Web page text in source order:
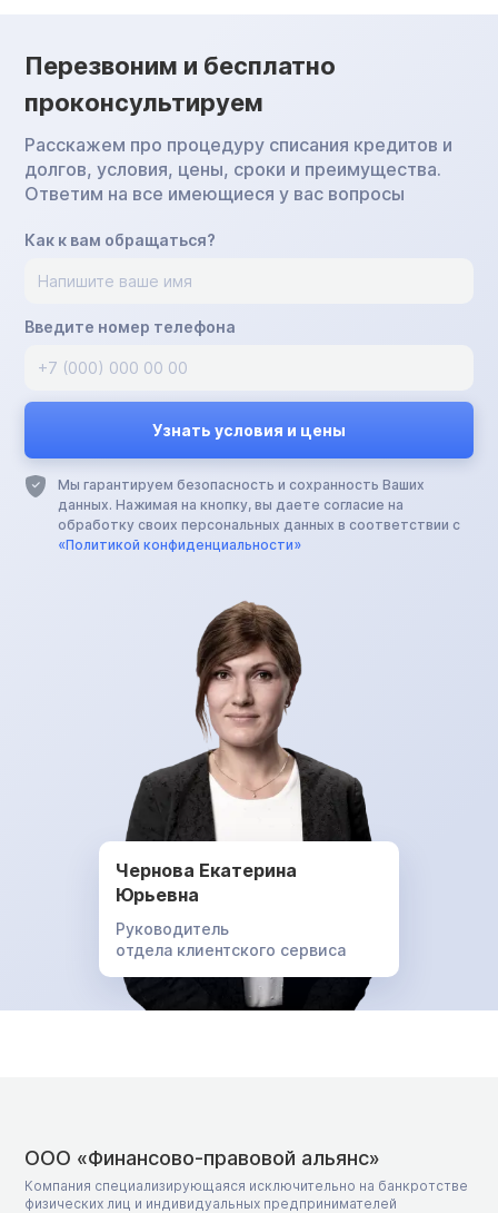
Перезвоним и бесплатно
проконсультируем
Расскажем про процедуру списания кредитов и
долгов, условия, цены, сроки и преимущества.
Ответим на все имеющиеся у вас вопросы
Как к вам обращаться?
Введите номер телефона
Мы гарантируем безопасность и сохранность Ваших
данных. Нажимая на кнопку, вы даете согласие на
обработку своих персональных данных в соответствии с
«Политикой конфиденциальности»
Чернова Екатерина
Юрьевна
Руководитель
отдела клиентского сервиса
ООО «Финансово-правовой альянс»
Компания специализирующаяся исключительно на банкротстве
физических лиц и индивидуальных предпринимателей